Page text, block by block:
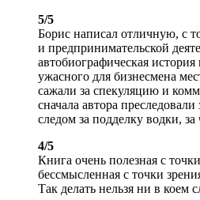
5/5
Борис написал отличную, с
и предпринимательской
автобиографическая история
ужасного для бизнесмена
сажали за спекуляцию и
сначала автора
следом за подделку водки, за
4/5
Книга очень полезная с
бессмысленная с точки
Так делать нельзя ни в коем